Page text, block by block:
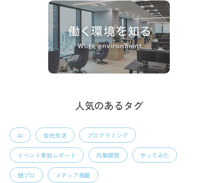
人気のあるタグ
AI 会社生活 プログラミング
イベント参加レポート 内製開発 やってみた
競プロ メディア掲載